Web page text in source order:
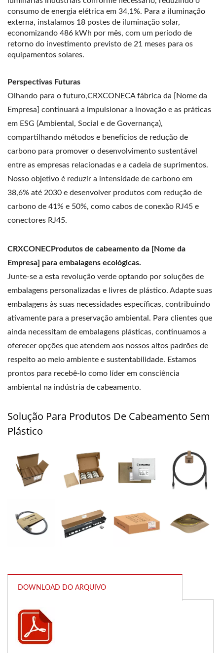
consumo de energia elétrica em 34,1%. Para a iluminação
externa, instalamos 18 postes de iluminação solar,
economizando 486 kWh por mês, com um período de
retorno do investimento previsto de 21 meses para os
equipamentos solares.
Perspectivas Futuras
Olhando para o futuro,CRXCONECA fábrica da [Nome da
Empresa] continuará a impulsionar a inovação e as práticas
em ESG (Ambiental, Social e de Governança),
compartilhando métodos e benefícios de redução de
carbono para promover o desenvolvimento sustentável
entre as empresas relacionadas e a cadeia de suprimentos.
Nosso objetivo é reduzir a intensidade de carbono em
38,6% até 2030 e desenvolver produtos com redução de
carbono de 41% e 50%, como cabos de conexão RJ45 e
conectores RJ45.
CRXCONECProdutos de cabeamento da [Nome da
Empresa] para embalagens ecológicas.
Junte-se a esta revolução verde optando por soluções de
embalagens personalizadas e livres de plástico. Adapte suas
embalagens às suas necessidades específicas, contribuindo
ativamente para a preservação ambiental. Para clientes que
ainda necessitam de embalagens plásticas, continuamos a
oferecer opções que atendem aos nossos altos padrões de
respeito ao meio ambiente e sustentabilidade. Estamos
prontos para recebê-lo como líder em consciência
ambiental na indústria de cabeamento.
Solução Para Produtos De Cabeamento Sem
Plástico
DOWNLOAD DO ARQUIVO